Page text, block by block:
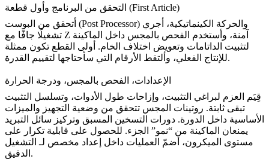
التحقق من البرنامج وأول قطعة (First Article)
أتحقق من البوست (Post Processor) والحركة الكينماتيكية، أجري
تشغيلًا جافًا مع Z آمنة، وأستخدم الفحص بالمجس داخل الماكينة
لتثبيت الداتامات وتعويض اختلاف الخام. أولى القطع تكون ممثلة
للإنتاج الفعلي، وألتقط الأرقام التي سأحتاجها لتقييم القدرة.
الإعدادات، الفحص بالمجس، ودرجة الحرارة
قِيَم العزم لبراغي التثبيت، وإزاحات طول الأدوات، وتسلسل التثبيت
تبقى ثابتة. روتينات المجس تتحقق من وضعية التجهيز والميزات
الأساسية داخل الدورة. دورات التسخين المسبق وتركيز سائل التبريد
يمنعان الماكينة من “نمو” الجزء. للحصول على قابلية تكرار على
مستوى الميكرون، أضمّ العمليات داخل إعداد مخصص لـ التشغيل
الدقيق .